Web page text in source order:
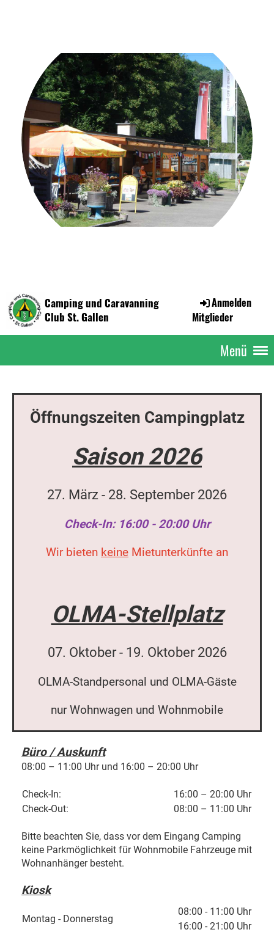
Camping und Caravanning
Club St. Gallen
Anmelden
Mitglieder
Menü
Öffnungszeiten Campingplatz
Saison 2026
27. März - 28. September 2026
Check-In: 16:00 - 20:00 Uhr
Wir bieten keine Mietunterkünfte an
OLMA-Stellplatz
07. Oktober - 19. Oktober 2026
OLMA-Standpersonal und OLMA-Gäste
nur Wohnwagen und Wohnmobile
Büro / Auskunft
08:00 – 11:00 Uhr und 16:00 – 20:00 Uhr
Check-In:
16:00 – 20:00 Uhr
Check-Out:
08:00 – 11:00 Uhr
Bitte beachten Sie, dass vor dem Eingang Camping
keine Parkmöglichkeit für Wohnmobile Fahrzeuge mit
Wohnanhänger besteht.
Kiosk
Montag - Donnerstag
08:00 - 11:00 Uhr
16:00 - 21:00 Uhr